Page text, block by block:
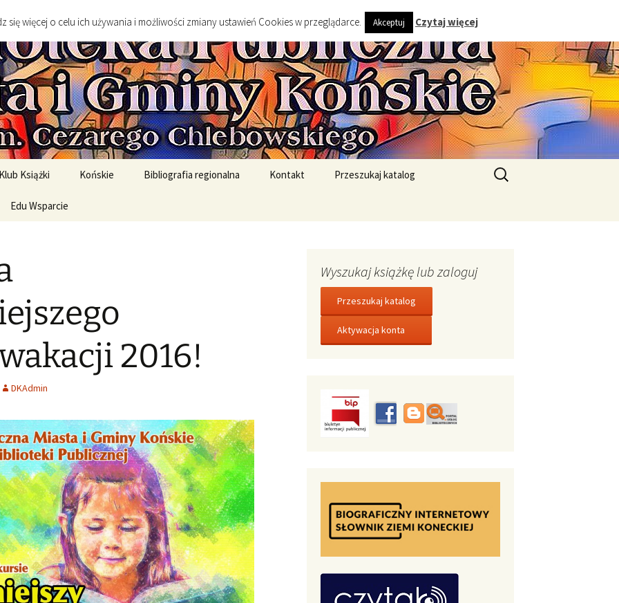
Miasta i Gminy
Książki
DKK
Końskie Bibliografia regionalna
Nauka, oświata, kultura
Kontakt Przeszukaj katalog
Edu Wsparcie
Wersje oryginalne
English Graded Readers /
wersje uproszczone /
poziomowane
Polish-English Books /
Wersje polsko-angielskie
& Młodzieży
Literary Language
Workshops / Literackie
Warsztaty Językowe
Konkurs: WOW! Czytam
Po Angielsku
English Club
Szukaj:
2016!
DKAdmin
Wyszukaj książkę lub zaloguj
się więcej o celu ich używania i możliwości zmiany ustawień Cookies w przeglądarce. Akceptuj Czytaj więcej